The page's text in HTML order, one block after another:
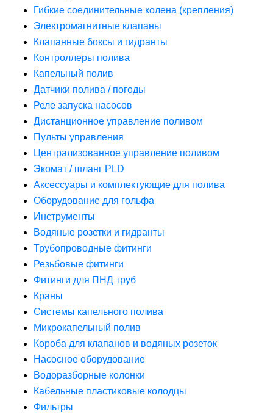
Гибкие соединительные колена (крепления)
Электромагнитные клапаны
Клапанные боксы и гидранты
Контроллеры полива
Капельный полив
Датчики полива / погоды
Реле запуска насосов
Дистанционное управление поливом
Пульты управления
Централизованное управление поливом
Экомат / шланг PLD
Аксессуары и комплектующие для полива
Оборудование для гольфа
Инструменты
Водяные розетки и гидранты
Трубопроводные фитинги
Резьбовые фитинги
Фитинги для ПНД труб
Краны
Системы капельного полива
Микрокапельный полив
Короба для клапанов и водяных розеток
Насосное оборудование
Водоразборные колонки
Кабельные пластиковые колодцы
Фильтры